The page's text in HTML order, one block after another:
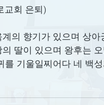
교회 은퇴)
의 향기가 있으며 상
딸이 있으며 왕후는
를 기울일찌어다 네 백